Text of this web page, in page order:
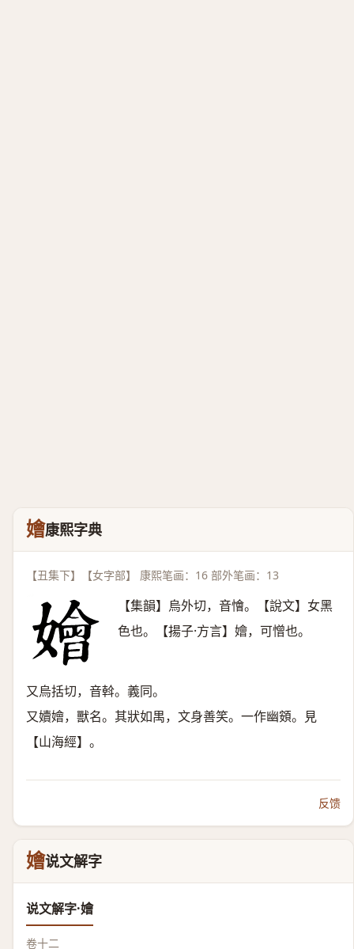
嬒康熙字典
【丑集下】【女字部】 康熙笔画：16 部外笔画：13
【集韻】烏外切，音懀。【說文】女黑
色也。【揚子·方言】嬒，可憎也。
又烏括切，音斡。義同。
又嬻嬒，獸名。其狀如禺，文身善笑。一作幽頞。見
【山海經】。
反馈
嬒说文解字
说文解字·嬒
卷十二